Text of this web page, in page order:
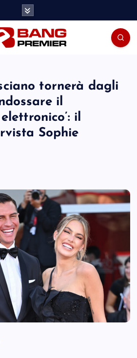
tornerà dagli
il
il
Sophie